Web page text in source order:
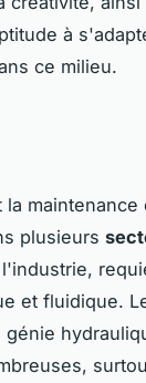
à
ce milieu.
maintenance
plusieurs
et fluidique.